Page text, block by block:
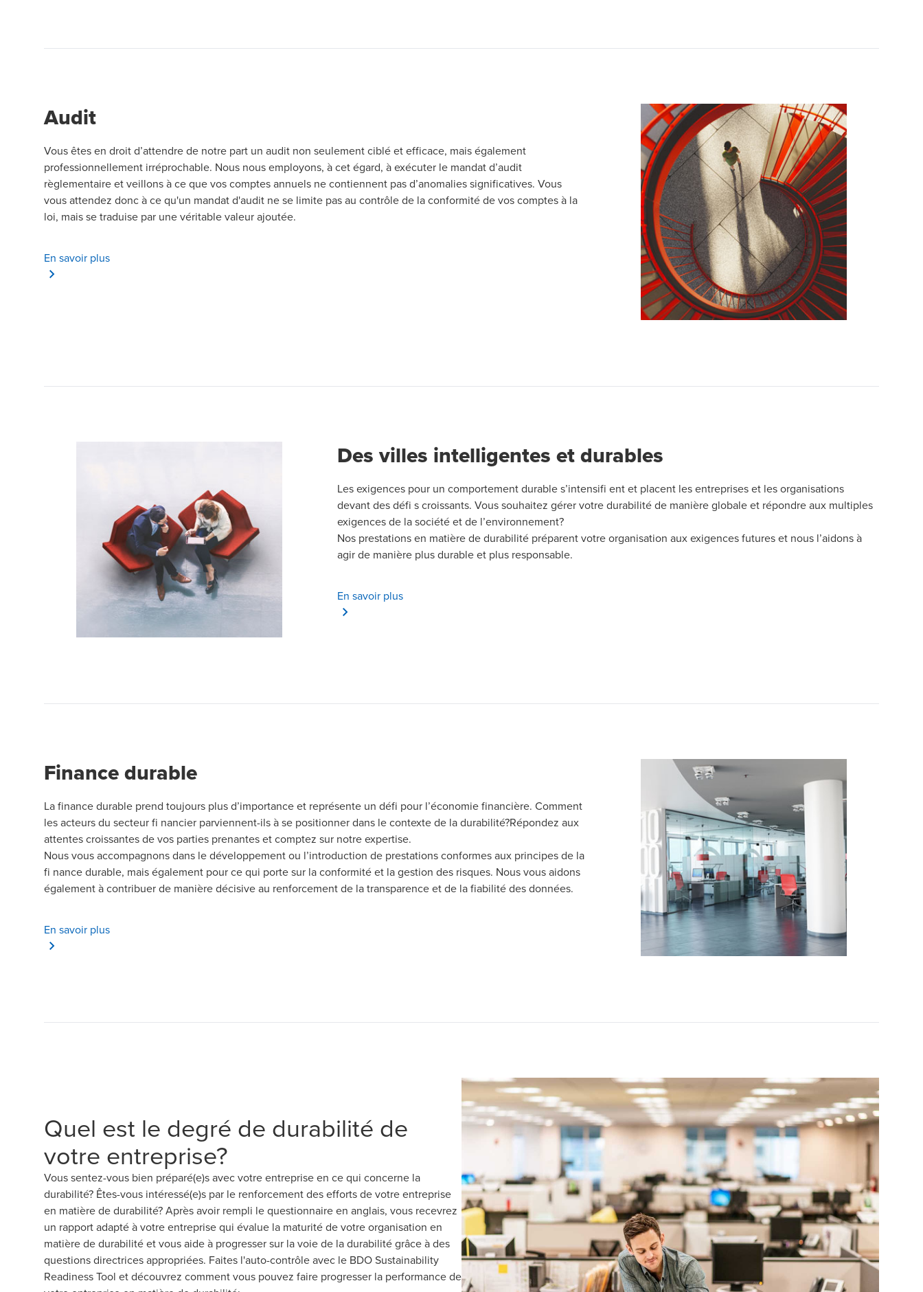
Audit
Vous êtes en droit d’attendre de notre part un audit non seulement ciblé et efficace, mais également
professionnellement irréprochable. Nous nous employons, à cet égard, à exécuter le mandat d’audit
règlementaire et veillons à ce que vos comptes annuels ne contiennent pas d’anomalies significatives. Vous
vous attendez donc à ce qu'un mandat d'audit ne se limite pas au contrôle de la conformité de vos comptes à la
loi, mais se traduise par une véritable valeur ajoutée.
En savoir plus
Des villes intelligentes et durables
Les exigences pour un comportement durable s’intensifi ent et placent les entreprises et les organisations
devant des défi s croissants. Vous souhaitez gérer votre durabilité de manière globale et répondre aux multiples
exigences de la société et de l’environnement?
Nos prestations en matière de durabilité préparent votre organisation aux exigences futures et nous l’aidons à
agir de manière plus durable et plus responsable.
En savoir plus
Finance durable
La finance durable prend toujours plus d’importance et représente un défi pour l’économie financière. Comment
les acteurs du secteur fi nancier parviennent-ils à se positionner dans le contexte de la durabilité?Répondez aux
attentes croissantes de vos parties prenantes et comptez sur notre expertise.
Nous vous accompagnons dans le développement ou l’introduction de prestations conformes aux principes de la
fi nance durable, mais également pour ce qui porte sur la conformité et la gestion des risques. Nous vous aidons
également à contribuer de manière décisive au renforcement de la transparence et de la fiabilité des données.
En savoir plus
Quel est le degré de durabilité de
votre entreprise?
Vous sentez-vous bien préparé(e)s avec votre entreprise en ce qui concerne la
durabilité? Êtes-vous intéressé(e)s par le renforcement des efforts de votre entreprise
en matière de durabilité? Après avoir rempli le questionnaire en anglais, vous recevrez
un rapport adapté à votre entreprise qui évalue la maturité de votre organisation en
matière de durabilité et vous aide à progresser sur la voie de la durabilité grâce à des
questions directrices appropriées. Faites l'auto-contrôle avec le BDO Sustainability
Readiness Tool et découvrez comment vous pouvez faire progresser la performance de